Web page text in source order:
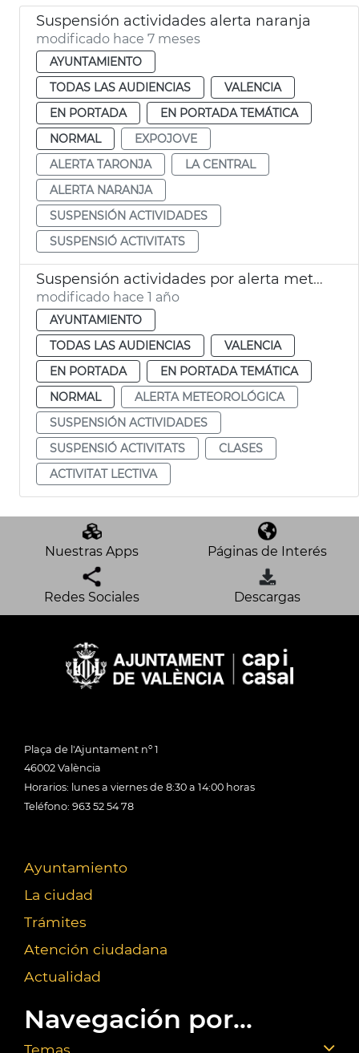
Suspensión actividades alerta naranja
modificado hace 7 meses
AYUNTAMIENTO
TODAS LAS AUDIENCIAS
VALENCIA
EN PORTADA
EN PORTADA TEMÁTICA
NORMAL
EXPOJOVE
ALERTA TARONJA
LA CENTRAL
ALERTA NARANJA
SUSPENSIÓN ACTIVIDADES
SUSPENSIÓ ACTIVITATS
Suspensión actividades por alerta meteorológica en València
modificado hace 1 año
AYUNTAMIENTO
TODAS LAS AUDIENCIAS
VALENCIA
EN PORTADA
EN PORTADA TEMÁTICA
NORMAL
ALERTA METEOROLÓGICA
SUSPENSIÓN ACTIVIDADES
SUSPENSIÓ ACTIVITATS
CLASES
ACTIVITAT LECTIVA
Nuestras Apps Páginas de Interés
Redes Sociales Descargas
Plaça de l'Ajuntament nº 1
46002 València
Horarios: lunes a viernes de 8:30 a 14:00 horas
Teléfono: 963 52 54 78
Ayuntamiento
La ciudad
Trámites
Atención ciudadana
Actualidad
Navegación por...
Temas